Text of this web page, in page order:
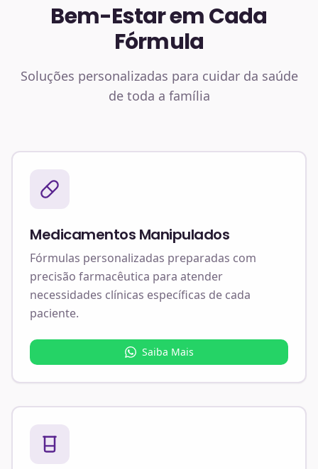
Bem-Estar em Cada
Fórmula
Soluções personalizadas para cuidar da saúde
de toda a família
Medicamentos Manipulados
Fórmulas personalizadas preparadas com
precisão farmacêutica para atender
necessidades clínicas específicas de cada
paciente.
Saiba Mais